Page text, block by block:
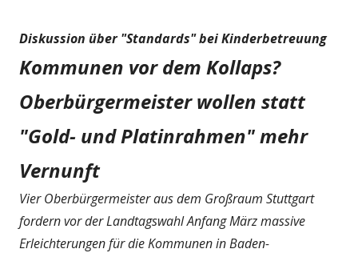
Diskussion über "Standards" bei Kinderbetreuung
Kommunen vor dem Kollaps?
Oberbürgermeister wollen statt
"Gold- und Platinrahmen" mehr
Vernunft
Vier Oberbürgermeister aus dem Großraum Stuttgart
fordern vor der Landtagswahl Anfang März massive
Erleichterungen für die Kommunen in Baden-